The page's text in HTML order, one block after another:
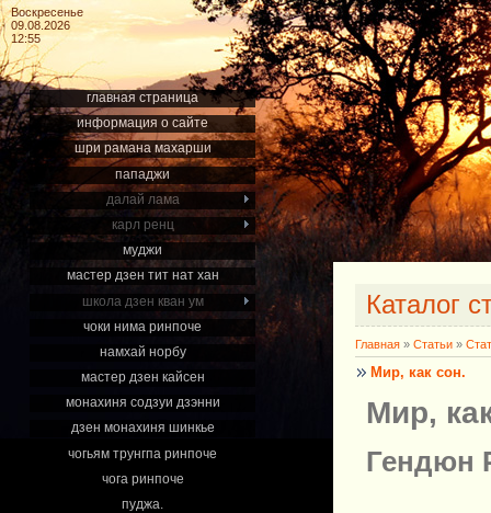
Воскресенье
09.08.2026
12:55
главная страница
информация о сайте
шри рамана махарши
пападжи
далай лама
карл ренц
муджи
мастер дзен тит нат хан
школа дзен кван ум
чоки нима ринпоче
намхай норбу
мастер дзен кайсен
монахиня содзуи дзэнни
дзен монахиня шинкье
чогьям трунгпа ринпоче
чога ринпоче
пуджа.
Каталог
Главная » Статьи »
Мир, как сон.
Мир,
Гендюн